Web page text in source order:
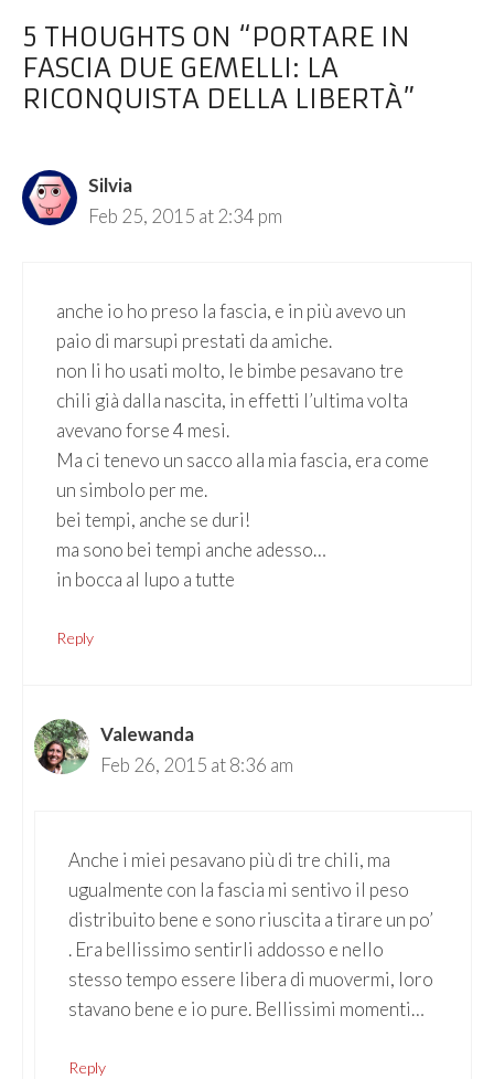
5 THOUGHTS ON “PORTARE IN
FASCIA DUE GEMELLI: LA
RICONQUISTA DELLA LIBERTÀ”
Silvia
Feb 25, 2015 at 2:34 pm
anche io ho preso la fascia, e in più avevo un
paio di marsupi prestati da amiche.
non li ho usati molto, le bimbe pesavano tre
chili già dalla nascita, in effetti l’ultima volta
avevano forse 4 mesi.
Ma ci tenevo un sacco alla mia fascia, era come
un simbolo per me.
bei tempi, anche se duri!
ma sono bei tempi anche adesso…
in bocca al lupo a tutte
Reply
Valewanda
Feb 26, 2015 at 8:36 am
Anche i miei pesavano più di tre chili, ma
ugualmente con la fascia mi sentivo il peso
distribuito bene e sono riuscita a tirare un po’
. Era bellissimo sentirli addosso e nello
stesso tempo essere libera di muovermi, loro
stavano bene e io pure. Bellissimi momenti…
Reply